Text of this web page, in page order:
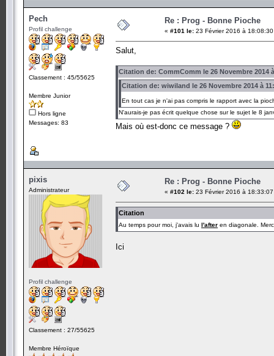
Pech
Profil challenge
Classement : 45/55625
Membre Junior
Hors ligne
Messages: 83
Re : Prog - Bonne Pioche
« #101 le: 23 Février 2016 à
Salut,
Citation de: CommComm le 26 Novembre 2014
Citation de: wiwiland le 26 Novembre 2014 à
En tout cas je n'ai pas compris le rapport avec la
N'aurais-je pas écrit quelque chose sur le sujet le 8
Mais où est-donc ce message ?
pixis
Administrateur
Profil challenge
Classement : 27/55625
Membre Héroïque
Re : Prog - Bonne Pioche
« #102 le: 23 Février 2016 à
Citation
Au temps pour moi, j'avais lu l'after en diagonale.
Ici